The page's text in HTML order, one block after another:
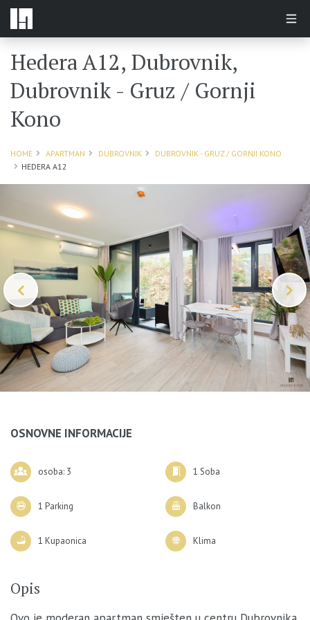
Hedera A12, Dubrovnik,
Dubrovnik - Gruz / Gornji
Kono
HOME APARTMAN DUBROVNIK
DUBROVNIK - GRUZ / GORNJI KONO
HEDERA A12
OSNOVNE INFORMACIJE
osoba: 3 1 Soba
1 Parking Balkon
1 Kupaonica Klima
Opis